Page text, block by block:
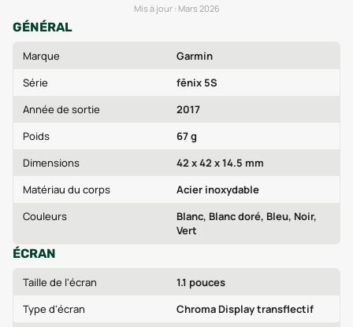
Mis à jour : Mars 2026
GÉNÉRAL
Marque
Garmin
Série
fēnix 5S
Année de sortie
2017
Poids
67 g
Dimensions
42 x 42 x 14.5 mm
Matériau du corps
Acier inoxydable
Couleurs
Blanc, Blanc doré, Bleu, Noir,
Vert
ÉCRAN
Taille de l'écran
1.1 pouces
Type d'écran
Chroma Display transflectif